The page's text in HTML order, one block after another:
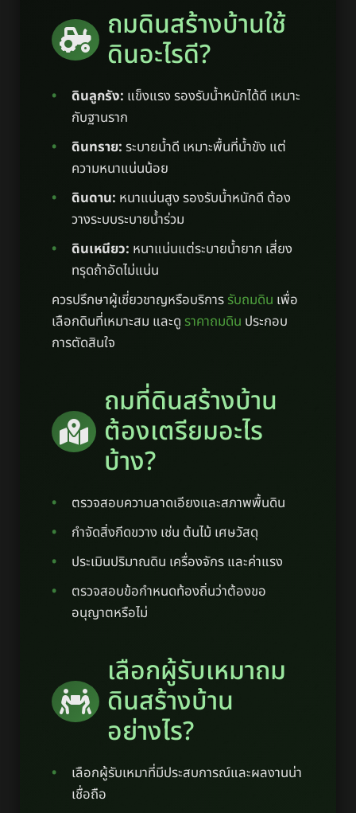
ถมดินสร้างบ้านใช้
ดินอะไรดี?
ดินลูกรัง: แข็งแรง รองรับน้ำหนักได้ดี เหมาะ
กับฐานราก
ดินทราย:ระบายน้ำดี เหมาะพื้นที่น้ำขัง แต่
ความหนาแน่นน้อย
ดินดาน: หนาแน่นสูง รองรับน้ำหนักดี ต้อง
วางระบบระบายน้ำร่วม
ดินเหนียว: หนาแน่นแต่ระบายน้ำยาก เสี่ยง
ทรุดถ้าอัดไม่แน่น
ควรปรึกษาผู้เชี่ยวชาญหรือบริการรับถมดิน เพื่อ
เลือกดินที่เหมาะสม และดู ราคาถมดิน ประกอบ
การตัดสินใจ
ถมที่ดินสร้างบ้าน
ต้องเตรียมอะไร
บ้าง?
ตรวจสอบความลาดเอียงและสภาพพื้นดิน
กำจัดสิ่งกีดขวาง เช่น ต้นไม้ เศษวัสดุ
ประเมินปริมาณดิน เครื่องจักร และค่าแรง
ตรวจสอบข้อกำหนดท้องถิ่นว่าต้องขอ
อนุญาตหรือไม่
เลือกผู้รับเหมาถม
ดินสร้างบ้าน
อย่างไร?
เลือกผู้รับเหมาที่มีประสบการณ์และผลงานน่า
เชื่อถือ